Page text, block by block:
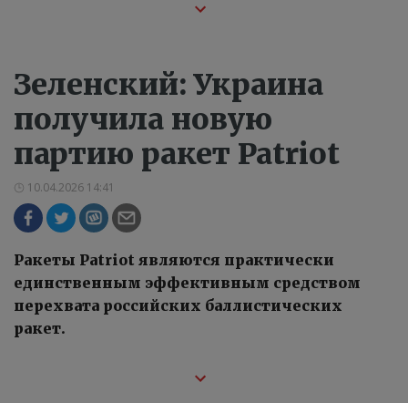
Зеленский: Украина
получила новую
партию ракет Patriot
10.04.2026 14:41
Ракеты Patriot являются практически
единственным эффективным средством
перехвата российских баллистических
ракет.